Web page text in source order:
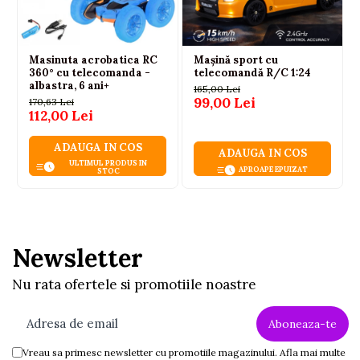
Model: Racing S90
Scara: 1:24
Frecventa telecomenzii: 27 MHz
Culoare: Portocaliu
Material: plastic, cauciuc si componente electronice
Alimentare masinuta: 3 baterii AA 1.5V (neincluse)
Alimentare telecomanda: 2 baterii AA 1.5V
(neincluse)
Certificare CE
Brand: LEAN Toys
Telecomanda: 11 × 10 × 5 cm
Ambalaj: 28 × 12 × 13 cm
Continutul pachetului
Masinuta cu telecomanda
Telecomanda 27 MHz
Manual de utilizare
Masinuta acrobatica RC
360° cu telecomanda -
albastra, 6 ani+
170,63 Lei
112,00 Lei
ADAUGA IN COS
ULTIMUL PRODUS IN
STOC
Mașină sport cu
telecomandă R/C 1:24
165,00 Lei
99,00 Lei
ADAUGA IN COS
APROAPE EPUIZAT
Newsletter
Nu rata ofertele si promotiile noastre
Vreau sa primesc newsletter cu promotiile magazinului. Afla mai multe